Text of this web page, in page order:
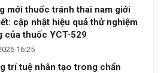
mới thuốc tránh thai nam giới
cập nhật hiệu quả thử nghiệm
của thuốc YCT-529
16:25
trí tuệ nhân tạo trong chẩn